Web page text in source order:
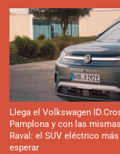
Llega el Volkswagen
Pamplona y con las
Raval: el SUV eléctrico
esperar